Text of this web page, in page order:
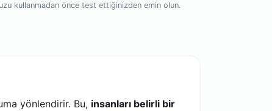
kullanmadan önce test ettiğinizden emin olun.
yönlendirir. Bu, insanları belirli bir